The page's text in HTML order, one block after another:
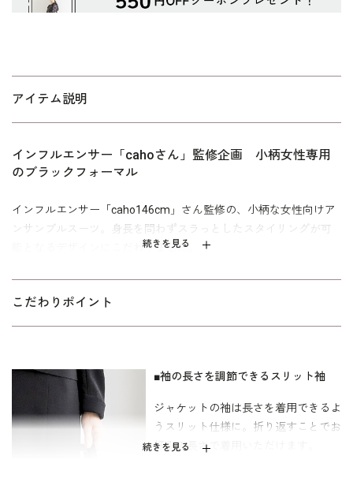
アイテム説明
続きを見る
インフルエンサー「cahoさん」監修企画 小柄女性専用
のブラックフォーマル
インフルエンサー「caho146cm」さん監修の、小柄な女性向けア
ンサンブルスーツ。身長を問わずスラっとしたスタイリングが可
能となるデザインにこだわりました。
ジャケットは首回りをすっきりと見せる程良い高さのスタンドカ
ラーで、立ち姿を360度キレイに見せる絶妙なウエストシェイプが
夏は軽やかに着用できるワンピースに仕上げていますので、この1
着でオールシーズンの着用が可能。初めてブラックフォーマルを
購入する小柄さんにぜひおすすめしたい、cahoさんお墨付きのア
ンサンブルスーツです。
こだわりポイント
続きを見る
■袖の長さを調節できるスリット袖
ジャケットの袖は長さを着用できるよ
うスリット仕様に。折り返すことでお
好みの長さで着用いただけます。